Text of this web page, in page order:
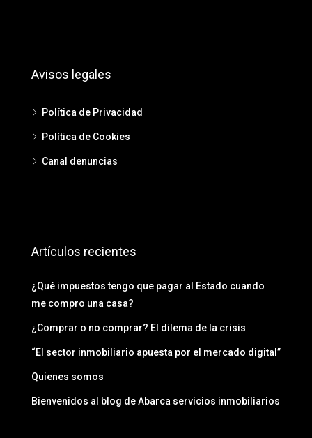
Avisos legales
Política de Privacidad
Política de Cookies
Canal denuncias
Artículos recientes
¿Qué impuestos tengo que pagar al Estado cuando
me compro una casa?
¿Comprar o no comprar? El dilema de la crisis
“El sector inmobiliario apuesta por el mercado digital”
Quienes somos
Bienvenidos al blog de Abarca servicios inmobiliarios